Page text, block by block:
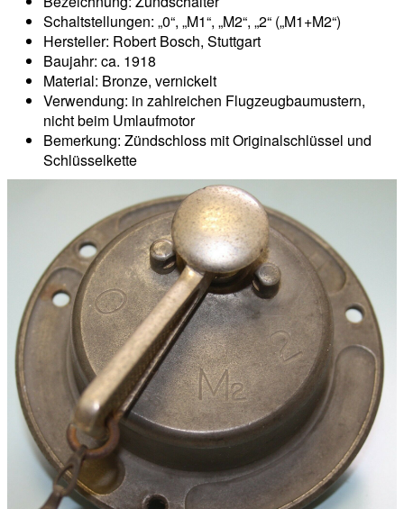
Schaltstellungen: „0“, „M1“, „M2“, „2“ („M1+M2“)
Hersteller: Robert Bosch, Stuttgart
Baujahr: ca. 1918
Material: Bronze, vernickelt
Verwendung: in zahlreichen Flugzeugbaumustern,
nicht beim Umlaufmotor
Bemerkung: Zündschloss mit Originalschlüssel und
Schlüsselkette